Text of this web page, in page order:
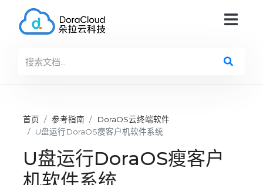
首页 参考指南
DoraOS云终端软件
U盘运行DoraOS瘦客户机软件系统
U盘运行DoraOS瘦客户